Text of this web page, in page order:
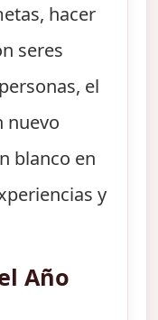
hacer
seres
el
nuevo
blanco en
y
Año